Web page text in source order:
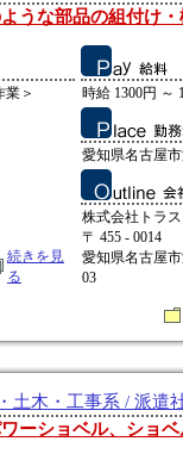
うな部品の組付け・
＞
続きを見
る
時給 1300円 ～
愛知県名古屋
株式会社トラ
〒 455 - 0014
愛知県名古屋
03
土木・工事系 / 派遣
ーショベル、ショ